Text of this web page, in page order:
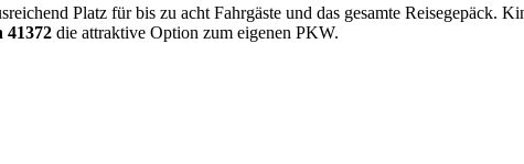
Platz für bis zu acht Fahrgäste und das gesamte Reisegepäck.
41372 die attraktive Option zum eigenen PKW.